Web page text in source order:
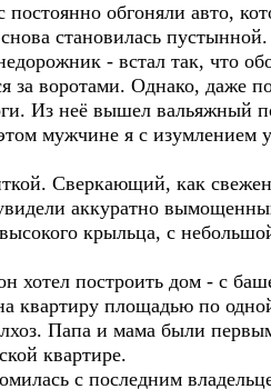
обгоняли авто,
становилась пустынной.
- встал так, что
за воротами. Однако, даже
Из неё вышел вальяжный
мужчине я с
Сверкающий, как
аккуратно
крыльца, с
построить дом - с
квартиру площадью по
Папа и мама были
квартире.
с последним